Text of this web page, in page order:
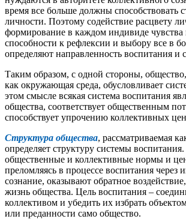
время все больше должны способствовать
личности. Поэтому содействие расцвету
формирование в каждом индивиде чувства
способности к рефлексии и выбору все в
определяют направленность воспитания и
Таким образом, с одной стороны,
как окружающая среда, обусловливает
этом смысле всякая система воспитания
общества, соответствует общественным
способствует упрочению коллективных
Структура общества, рассматриваемая
определяет структуру системы
общественные и коллективные нормы и
преломляясь в процессе воспитания через
сознание, оказывают обратное
жизнь общества. Цель воспитания –
коллективом и убедить их избрать
или преданности само общество.